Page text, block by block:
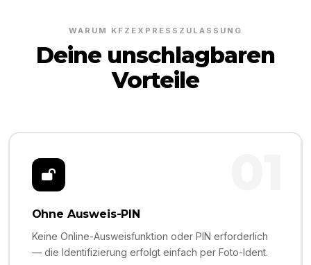
WARUM KFZEXPRESSZULASSUNG
Deine unschlagbaren
Vorteile
Ohne Ausweis-PIN
Keine Online-Ausweisfunktion oder PIN erforderlich
— die Identifizierung erfolgt einfach per Foto-Ident.